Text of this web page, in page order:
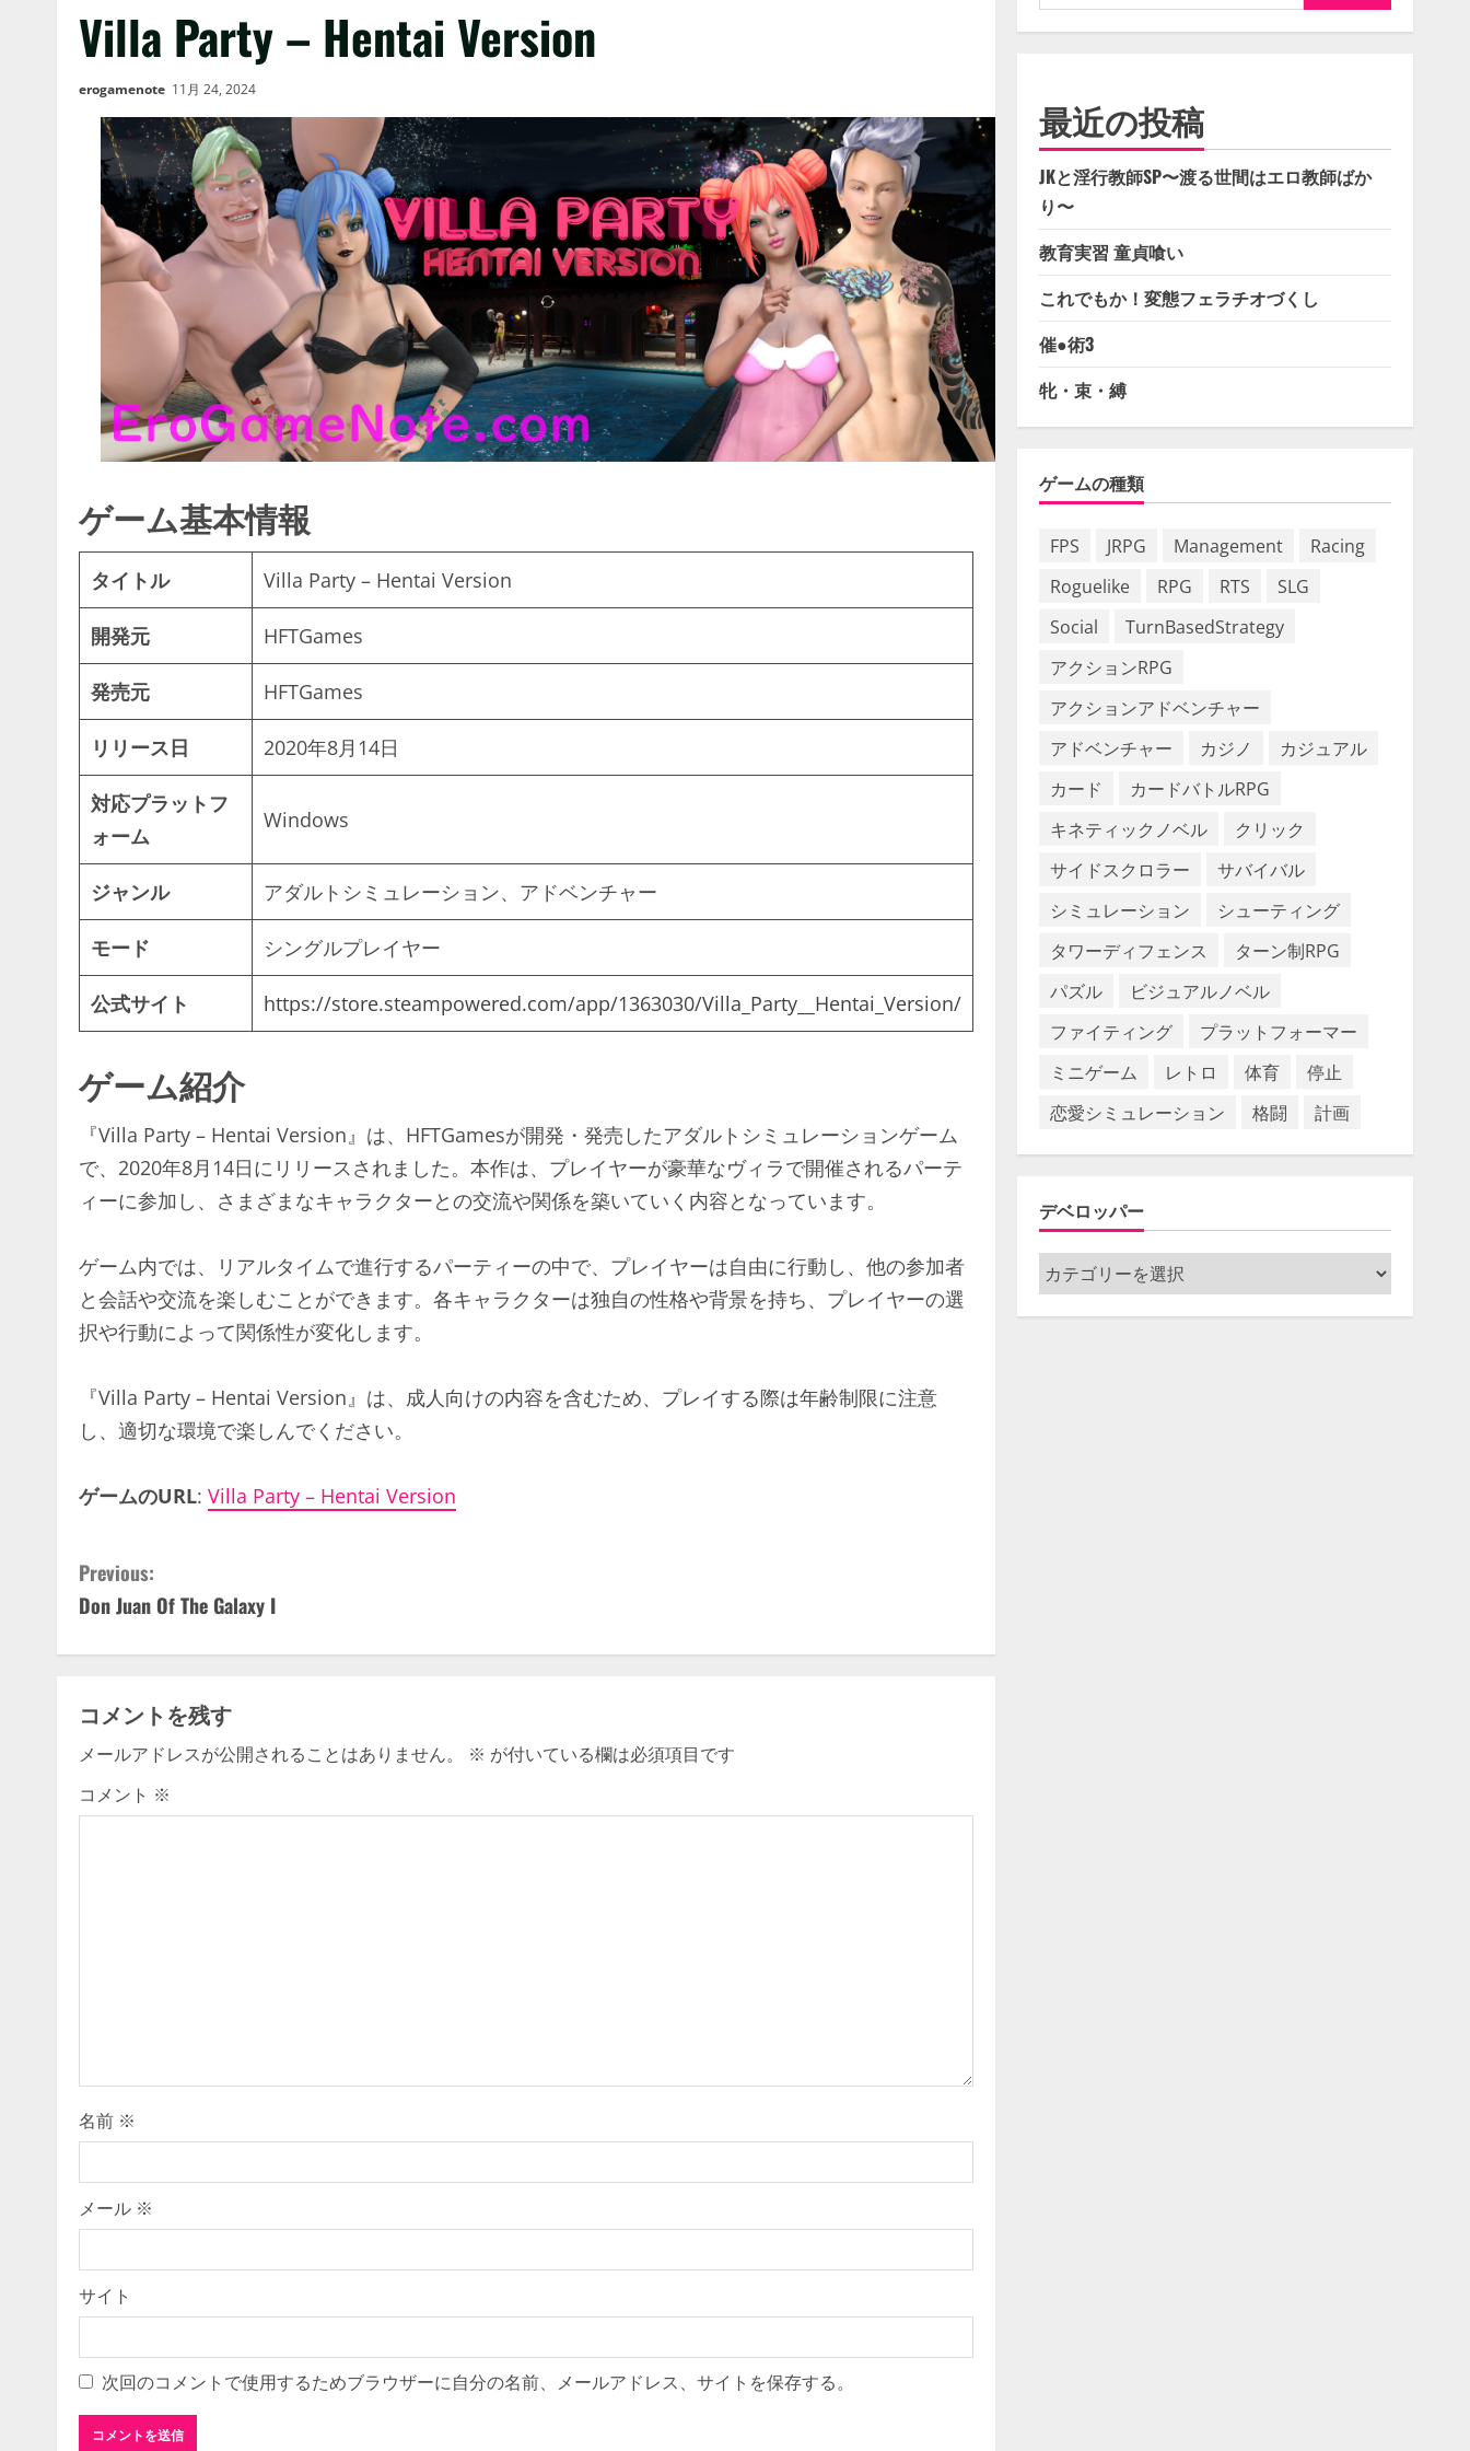
Villa Party – Hentai Version
erogamenote 11月 24, 2024
ゲーム基本情報
タイトル Villa Party – Hentai Version
開発元 HFTGames
発売元 HFTGames
リリース日 2020年8月14日
対応プラットフ
ォーム
Windows
ジャンル アダルトシミュレーション、アドベンチャー
モード シングルプレイヤー
公式サイト https://store.steampowered.com/app/1363030/Villa_Party__Hentai_Version/
ゲーム紹介
『Villa Party – Hentai Version』は、HFTGamesが開発・発売したアダルトシミュレーションゲーム
で、2020年8月14日にリリースされました。本作は、プレイヤーが豪華なヴィラで開催されるパーテ
ィーに参加し、さまざまなキャラクターとの交流や関係を築いていく内容となっています。
ゲーム内では、リアルタイムで進行するパーティーの中で、プレイヤーは自由に行動し、他の参加者
と会話や交流を楽しむことができます。各キャラクターは独自の性格や背景を持ち、プレイヤーの選
択や行動によって関係性が変化します。
『Villa Party – Hentai Version』は、成人向けの内容を含むため、プレイする際は年齢制限に注意
し、適切な環境で楽しんでください。
ゲームのURL: Villa Party – Hentai Version
C
o
n
t
i
n
d
i
n
g
Previous:
Don Juan Of The Galaxy I
コメントを残す
メールアドレスが公開されることはありません。 ※ が付いている欄は必須項目です
コメント ※
名前 ※
メール ※
サイト
次回のコメントで使用するためブラウザーに自分の名前、メールアドレス、サイトを保存する。
索:
最近の投稿
JKと淫行教師SP〜渡る世間はエロ教師ばか
り〜
教育実習 童貞喰い
これでもか！変態フェラチオづくし
催●術3
牝・束・縛
ゲームの種類
FPS JRPG Management
Racing
Roguelike
RPG RTS
SLG
Social
TurnBasedStrategy
アクションRPG
アクションアドベンチャー
アドベンチャー
カジノ
カジュアル
カード
カードバトルRPG
キネティックノベル
クリック
サイドスクロラー
サバイバル
シミュレーション
シューティング
タワーディフェンス
ターン制RPG
パズル
ビジュアルノベル
ファイティング
プラットフォーマー
ミニゲーム
レトロ 体育
停止
恋愛シミュレーション
格闘 計画
デベロッパー
デ
ベ